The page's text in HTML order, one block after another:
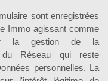
sont enregistrées
Immo agissant comme
la gestion de la
du Réseau qui reste
personnelles. La